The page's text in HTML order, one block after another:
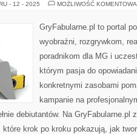
- 12 - 2025 MOŻLIWOŚĆ
GryFabularne.pl to portal
wyobraźni, rozgrywkom,
poradnikom dla MG i
którym pasja do
konkretnymi zasobami
kampanie na
debiutantów. Na GryFabularne.pl
które krok po kroku pokazują, jak